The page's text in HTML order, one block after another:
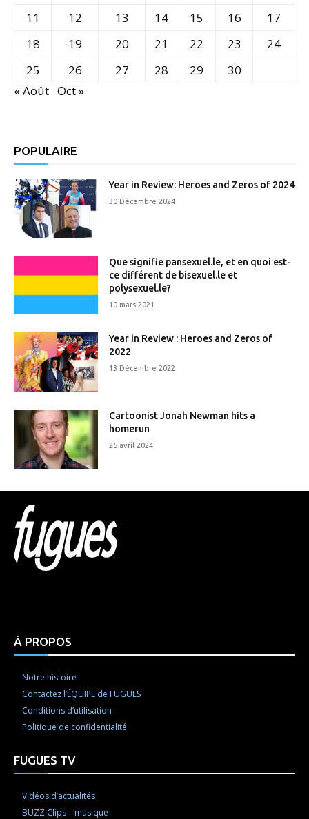
11
12 13 14 15 16
17
18
19 20 21 22 23
24
25
26 27 28 29
30
« Août Oct »
POPULAIRE
Year in Review: Heroes and Zeros of 2024
30 Décembre 2024
Que signifie pansexuel.le, et en quoi est-
ce différent de bisexuel.le et
polysexuel.le?
10 mars 2021
Year in Review : Heroes and Zeros of
2022
13 Décembre 2022
Cartoonist Jonah Newman hits a
homerun
25 avril 2024
À PROPOS
Notre histoire
Contactez l’ÉQUIPE de FUGUES
Conditions d’utilisation
Politique de confidentialité
FUGUES TV
Vidéos d’actualités
BUZZ Clips – musique